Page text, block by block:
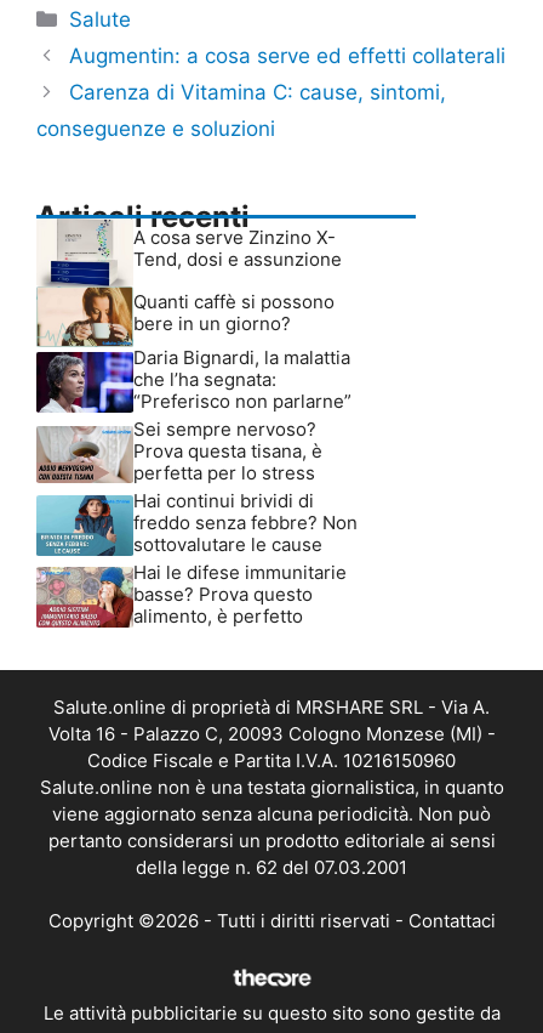
Categorie
Salute
Augmentin: a cosa serve ed effetti collaterali
Carenza di Vitamina C: cause, sintomi,
conseguenze e soluzioni
Articoli recenti
A cosa serve Zinzino X-
Tend, dosi e assunzione
Quanti caffè si possono
bere in un giorno?
Daria Bignardi, la malattia
che l’ha segnata:
“Preferisco non parlarne”
Sei sempre nervoso?
Prova questa tisana, è
perfetta per lo stress
Hai continui brividi di
freddo senza febbre? Non
sottovalutare le cause
Hai le difese immunitarie
basse? Prova questo
alimento, è perfetto
Salute.online di proprietà di MRSHARE SRL - Via A.
Volta 16 - Palazzo C, 20093 Cologno Monzese (MI) -
Codice Fiscale e Partita I.V.A. 10216150960
Salute.online non è una testata giornalistica, in quanto
viene aggiornato senza alcuna periodicità. Non può
pertanto considerarsi un prodotto editoriale ai sensi
della legge n. 62 del 07.03.2001
Copyright ©2026 - Tutti i diritti riservati - Contattaci
Le attività pubblicitarie su questo sito sono gestite da